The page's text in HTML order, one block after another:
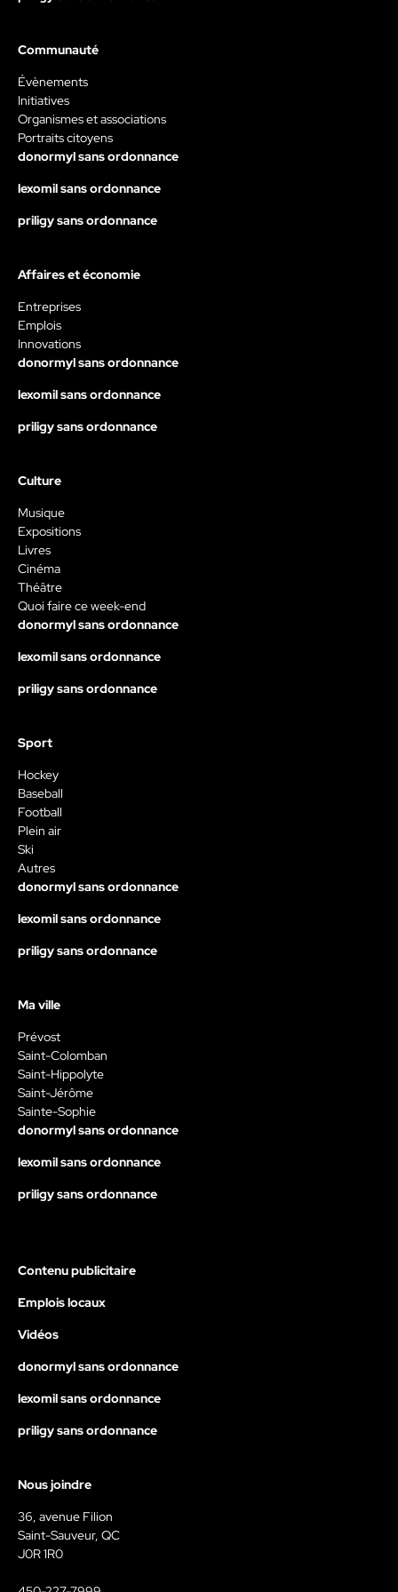
Communauté
Évènements
Initiatives
Organismes et associations
Portraits citoyens
donormyl sans ordonnance
lexomil sans ordonnance
priligy sans ordonnance
Affaires et économie
Entreprises
Emplois
Innovations
donormyl sans ordonnance
lexomil sans ordonnance
priligy sans ordonnance
Culture
Musique
Expositions
Livres
Cinéma
Théâtre
Quoi faire ce week-end
donormyl sans ordonnance
lexomil sans ordonnance
priligy sans ordonnance
Sport
Hockey
Baseball
Football
Plein air
Ski
Autres
donormyl sans ordonnance
lexomil sans ordonnance
priligy sans ordonnance
Ma ville
Prévost
Saint-Colomban
Saint-Hippolyte
Saint-Jérôme
Sainte-Sophie
donormyl sans ordonnance
lexomil sans ordonnance
priligy sans ordonnance
Contenu publicitaire
Emplois locaux
Vidéos
donormyl sans ordonnance
lexomil sans ordonnance
priligy sans ordonnance
Nous joindre
36, avenue Filion
Saint-Sauveur, QC
J0R 1R0